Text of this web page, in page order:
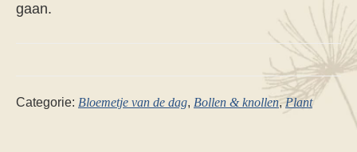
gaan.
Categorie: Bloemetje van de dag, Bollen & knollen,Plant